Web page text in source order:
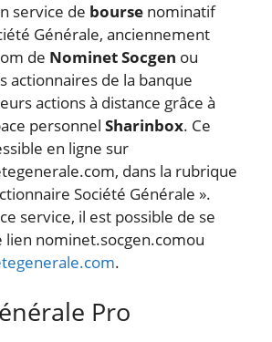
service de bourse nominatif
Générale, anciennement
de Nominet Socgen ou
actionnaires de la banque
actions à distance grâce à
personnel Sharinbox. Ce
en ligne sur
dans la rubrique
Société Générale ».
service, il est possible de se
lien nominet.socgen.comou
.
Pro